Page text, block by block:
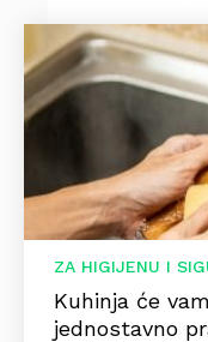
ZA HIGIJENU I
Kuhinja će
jednostavno